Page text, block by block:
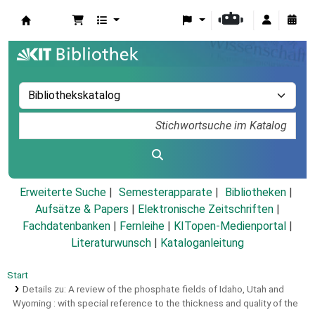
Erweiterte Suche Semesterapparate
Bibliotheken
Aufsätze & Papers
Elektronische Zeitschriften
Fachdatenbanken
Fernleihe KITopen-Medienportal
Literaturwunsch
Kataloganleitung
Start
Details zu: A review of the phosphate fields of Idaho, Utah and
Wyoming : with special reference to the thickness and quality of the